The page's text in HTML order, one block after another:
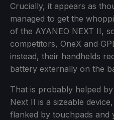
Crucially, it appears as
managed to get the
of the AYANEO NEXT II,
competitors, OneX and
instead, their handhelds
battery externally on the
That is probably helped
Next II is a sizeable
flanked by touchpads and